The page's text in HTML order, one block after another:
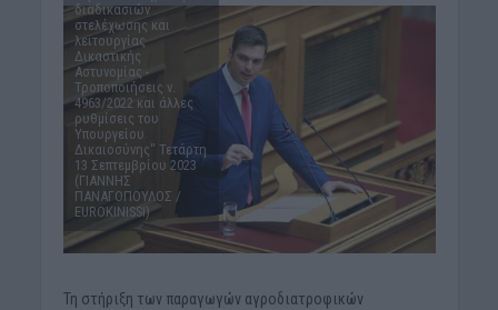
διαδικασιών
στελέχωσης και
λειτουργίας
Δικαστικής
Αστυνομίας -
Τροποποιήσεις ν.
4963/2022 και άλλες
ρυθμίσεις του
Υπουργείου
Δικαιοσύνης" Τετάρτη
13 Σεπτεμβρίου 2023
(ΓΙΑΝΝΗΣ
ΠΑΝΑΓΟΠΟΥΛΟΣ /
EUROKINISSI)
Τη στήριξη των παραγωγών αγροδιατροφικών